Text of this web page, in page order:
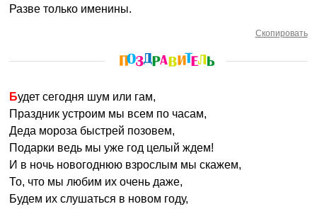
Разве только именины.
Скопировать
Будет сегодня шум или гам,
Праздник устроим мы всем по часам,
Деда мороза быстрей позовем,
Подарки ведь мы уже год целый ждем!
И в ночь новогоднюю взрослым мы скажем,
То, что мы любим их очень даже,
Будем их слушаться в новом году,